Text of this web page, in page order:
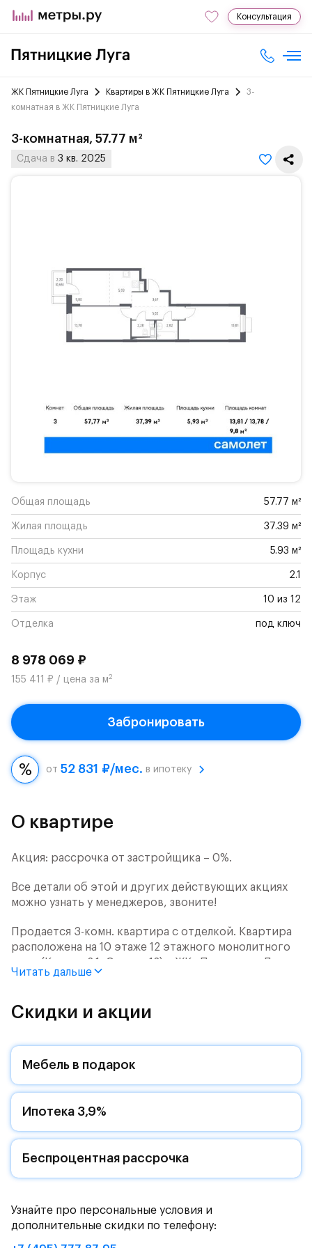
Консультация
ЖК Пятницкие Луга Квартиры в ЖК Пятницкие Луга
3-
комнатная в ЖК Пятницкие Луга
3-комнатная, 57.77 м²
Сдача в 3 кв. 2025
Общая площадь 57.77 м²
Жилая площадь 37.39 м²
Площадь кухни 5.93 м²
Корпус 2.1
Этаж 10 из 12
Отделка под ключ
8 978 069 ₽
155 411 ₽ / цена за м2
Забронировать
от 52 831 ₽/мес. в ипотеку
О квартире
Акция: рассрочка от застройщика – 0%.
Все детали об этой и других действующих акциях
можно узнать у менеджеров, звоните!
Продается 3-комн. квартира с отделкой. Квартира
расположена на 10 этаже 12 этажного монолитного
дома (Корпус 2.1, Секция 12) в ЖК «Пятницкие Луга»
от группы «Самолет».
Цена указана с учетом готовой отделки и кухни.
Солнечногорск, рядом с Захаринской поймой и
Митинским лесопарком.
Путь до МКАД на автомобиле займет - 15 минут по
Пятницкому шоссе: специально для жителей будет
обустроен собственный выезд на новую магистраль.
Дорога до метро «Пятницкое шоссе» займет 12
минут на автомобиле или полчаса на автобусе -
рядом с жилым комплексом есть остановки
Комфортные монолитные дома высотой 11-12 этажей
с закрытыми дворами.
Читать дальше
Скидки и акции
Мебель в подарок
Ипотека 3,9%
Беспроцентная рассрочка
Узнайте про персональные условия и
дополнительные скидки по телефону: